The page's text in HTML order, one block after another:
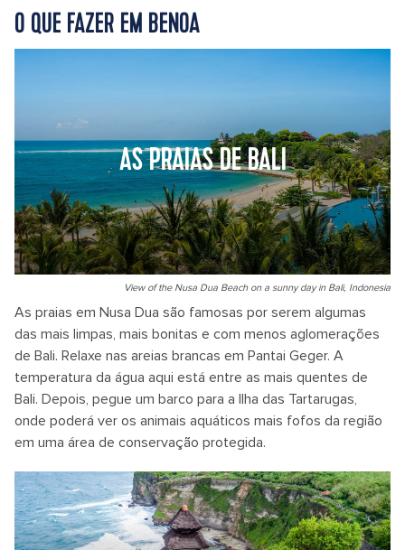
O QUE FAZER EM BENOA
AS PRAIAS DE BALI
View of the Nusa Dua Beach on a sunny day in Bali, Indonesia
As praias em Nusa Dua são famosas por serem algumas
das mais limpas, mais bonitas e com menos aglomerações
de Bali. Relaxe nas areias brancas em Pantai Geger. A
temperatura da água aqui está entre as mais quentes de
Bali. Depois, pegue um barco para a Ilha das Tartarugas,
onde poderá ver os animais aquáticos mais fofos da região
em uma área de conservação protegida.